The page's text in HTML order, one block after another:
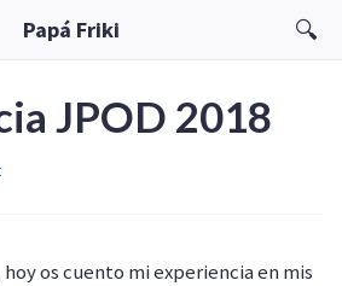
Papá Friki 🔍
JPOD 2018
os cuento mi experiencia en mis